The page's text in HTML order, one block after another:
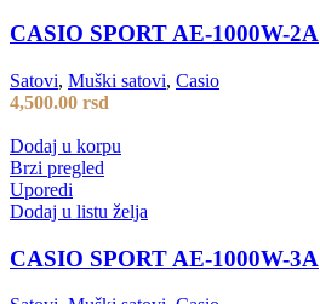
CASIO SPORT AE-1000W-2A
Satovi, Muški satovi, Casio
4,500.00 rsd
Dodaj u korpu
Brzi pregled
Uporedi
Dodaj u listu želja
CASIO SPORT AE-1000W-3A